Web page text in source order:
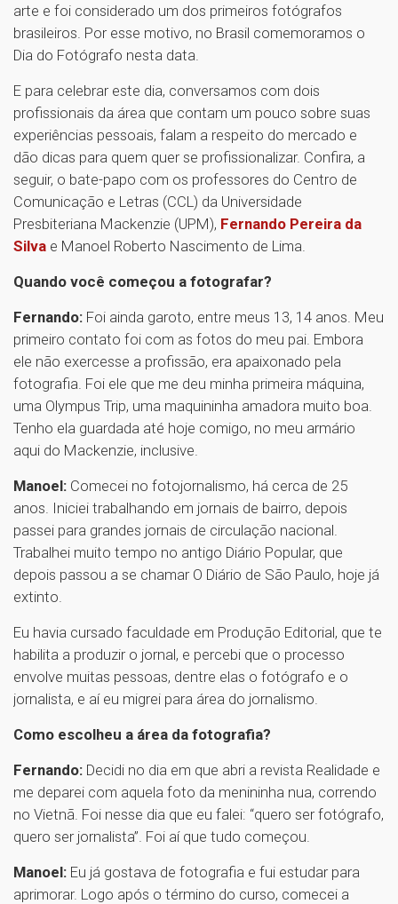
arte e foi considerado um dos primeiros fotógrafos
brasileiros. Por esse motivo, no Brasil comemoramos o
Dia do Fotógrafo nesta data.
E para celebrar este dia, conversamos com dois
profissionais da área que contam um pouco sobre suas
experiências pessoais, falam a respeito do mercado e
dão dicas para quem quer se profissionalizar. Confira, a
seguir, o bate-papo com os professores do Centro de
Comunicação e Letras (CCL) da Universidade
Presbiteriana Mackenzie (UPM), Fernando Pereira da
Silva e Manoel Roberto Nascimento de Lima.
Quando você começou a fotografar?
Fernando: Foi ainda garoto, entre meus 13, 14 anos. Meu
primeiro contato foi com as fotos do meu pai. Embora
ele não exercesse a profissão, era apaixonado pela
fotografia. Foi ele que me deu minha primeira máquina,
uma Olympus Trip, uma maquininha amadora muito boa.
Tenho ela guardada até hoje comigo, no meu armário
aqui do Mackenzie, inclusive.
Manoel: Comecei no fotojornalismo, há cerca de 25
anos. Iniciei trabalhando em jornais de bairro, depois
passei para grandes jornais de circulação nacional.
Trabalhei muito tempo no antigo Diário Popular, que
depois passou a se chamar O Diário de São Paulo, hoje já
extinto.
Eu havia cursado faculdade em Produção Editorial, que te
habilita a produzir o jornal, e percebi que o processo
envolve muitas pessoas, dentre elas o fotógrafo e o
jornalista, e aí eu migrei para área do jornalismo.
Como escolheu a área da fotografia?
Fernando: Decidi no dia em que abri a revista Realidade e
me deparei com aquela foto da menininha nua, correndo
no Vietnã. Foi nesse dia que eu falei: “quero ser fotógrafo,
quero ser jornalista”. Foi aí que tudo começou.
Manoel: Eu já gostava de fotografia e fui estudar para
aprimorar. Logo após o término do curso, comecei a